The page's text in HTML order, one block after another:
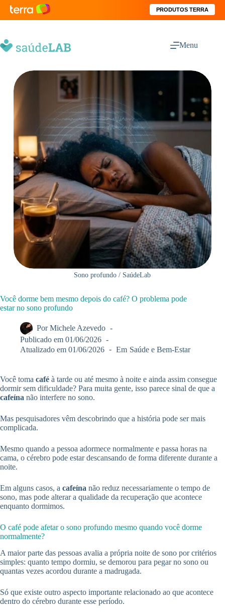
PRODUTOS TERRA
Menu
Sono profundo / SaúdeLab
Você dorme bem mesmo depois do café? O problema pode
estar no sono profundo
Por Michele Azevedo
Publicado em 01/06/2026
Atualizado em 01/06/2026 Em Saúde e Bem-Estar
Você toma café à tarde ou até mesmo à noite e ainda assim consegue
dormir sem dificuldade? Para muita gente, isso parece sinal de que a
cafeína não interfere no sono.
Mas pesquisadores vêm descobrindo que a história pode ser mais
complicada.
Mesmo quando a pessoa adormece normalmente e passa horas na
cama, o cérebro pode estar descansando de forma diferente durante a
noite.
Em alguns casos, a cafeína não reduz necessariamente o tempo de
sono, mas pode alterar a qualidade da recuperação que acontece
enquanto dormimos.
O café pode afetar o sono profundo mesmo quando você dorme
normalmente?
A maior parte das pessoas avalia a própria noite de sono por critérios
simples: quanto tempo dormiu, se demorou para pegar no sono ou
quantas vezes acordou durante a madrugada.
Só que existe outro aspecto importante relacionado ao que acontece
dentro do cérebro durante esse período.